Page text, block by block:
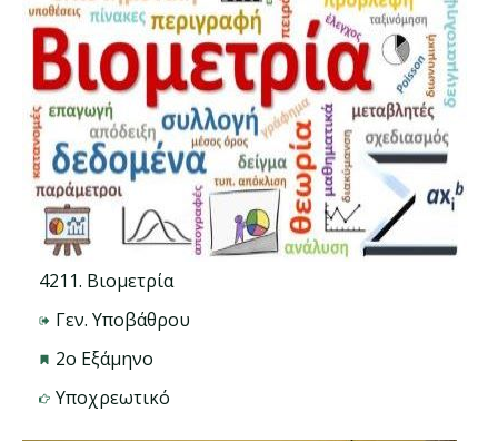
4211. Βιομετρία
Γεν. Υποβάθρου
2ο Εξάμηνο
Υποχρεωτικό